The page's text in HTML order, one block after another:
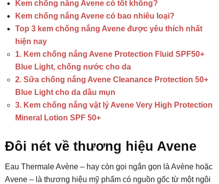
Kem chống nắng Avene có tốt không?
Kem chống nắng Avene có bao nhiêu loại?
Top 3 kem chống nắng Avene được yêu thích nhất
hiện nay
1. Kem chống nắng Avene Protection Fluid SPF50+
Blue Light, chống nước cho da
2. Sữa chống nắng Avene Cleanance Protection 50+
Blue Light cho da dầu mụn
3. Kem chống nắng vật lý Avene Very High Protection
Mineral Lotion SPF 50+
Đôi nét về thương hiệu Avene
Eau Thermale Avène – hay còn gọi ngắn gọn là Avène hoặc
Avene – là thương hiệu mỹ phẩm có nguồn gốc từ một ngôi